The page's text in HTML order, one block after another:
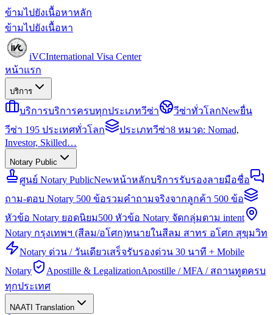
ข้ามไปยังเนื้อหาหลัก
ข้ามไปยังเนื้อหา
iVCInternational Visa Center
หน้าแรก
บริการ
บริการบริการครบทุกประเภทวีซ่า วีซ่าทั่วโลกNewยื่น
วีซ่า 195 ประเทศทั่วโลก
ประเภทวีซ่า8 หมวด: Nomad,
Investor, Skilled…
Notary Public
ศูนย์ Notary PublicNewหน้าหลักบริการรับรองลายมือชื่อ
ถาม-ตอบ Notary 500 ข้อรวมคำถามจริงจากลูกค้า 500 ข้อ
หัวข้อ Notary ยอดนิยม500 หัวข้อ Notary จัดกลุ่มตาม intent
Notary กรุงเทพฯ (สีลม/อโศก)ทนายในสีลม สาทร อโศก สุขุมวิท
Notary ด่วน / วันเดียวเสร็จรับรองด่วน 30 นาที + Mobile
Notary
Apostille & LegalizationApostille / MFA / สถานทูตครบ
ทุกประเทศ
NAATI Translation